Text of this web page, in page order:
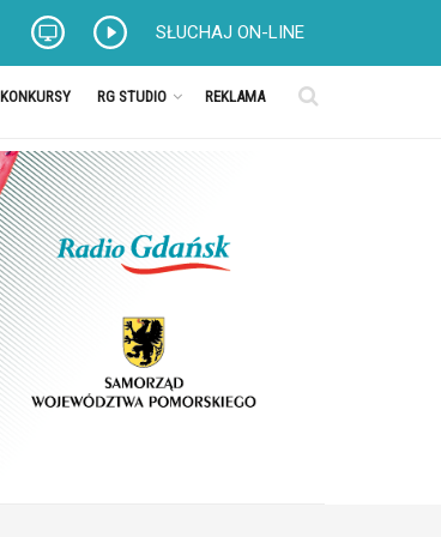
SŁUCHAJ ON-LINE
KONKURSY RG STUDIO REKLAMA